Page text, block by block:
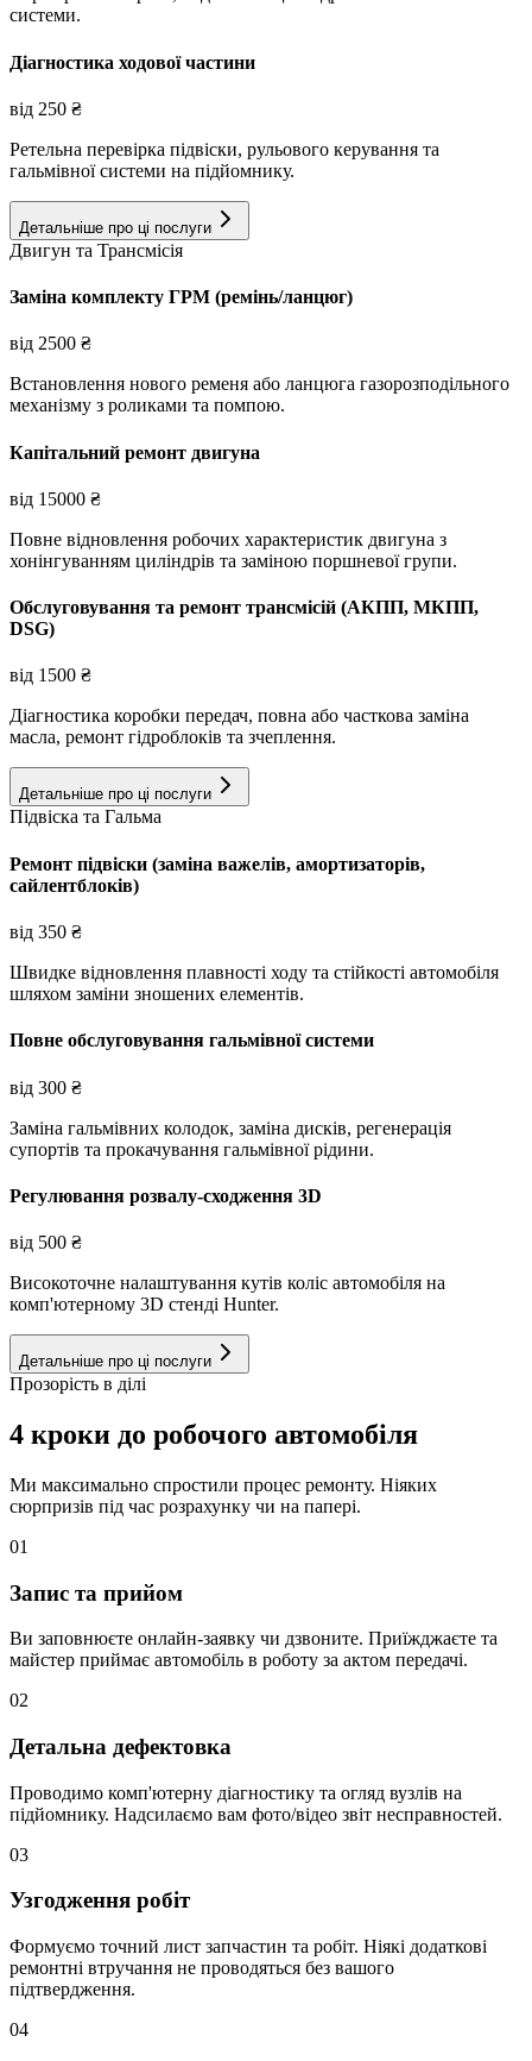
системи.
Діагностика ходової частини
від 250 ₴
Ретельна перевірка підвіски, рульового керування та
гальмівної системи на підйомнику.
Детальніше про ці послуги
Двигун та Трансмісія
Заміна комплекту ГРМ (ремінь/ланцюг)
від 2500 ₴
Встановлення нового ременя або ланцюга газорозподільного
механізму з роликами та помпою.
Капітальний ремонт двигуна
від 15000 ₴
Повне відновлення робочих характеристик двигуна з
хонінгуванням циліндрів та заміною поршневої групи.
Обслуговування та ремонт трансмісій (АКПП, МКПП,
DSG)
від 1500 ₴
Діагностика коробки передач, повна або часткова заміна
масла, ремонт гідроблоків та зчеплення.
Детальніше про ці послуги
Підвіска та Гальма
Ремонт підвіски (заміна важелів, амортизаторів,
сайлентблоків)
від 350 ₴
Швидке відновлення плавності ходу та стійкості автомобіля
шляхом заміни зношених елементів.
Повне обслуговування гальмівної системи
від 300 ₴
Заміна гальмівних колодок, заміна дисків, регенерація
супортів та прокачування гальмівної рідини.
Регулювання розвалу-сходження 3D
від 500 ₴
Високоточне налаштування кутів коліс автомобіля на
комп'ютерному 3D стенді Hunter.
Детальніше про ці послуги
Прозорість в ділі
4 кроки до робочого автомобіля
Ми максимально спростили процес ремонту. Ніяких
сюрпризів під час розрахунку чи на папері.
01
Запис та прийом
Ви заповнюєте онлайн-заявку чи дзвоните. Приїжджаєте та
майстер приймає автомобіль в роботу за актом передачі.
02
Детальна дефектовка
Проводимо комп'ютерну діагностику та огляд вузлів на
підйомнику. Надсилаємо вам фото/відео звіт несправностей.
03
Узгодження робіт
Формуємо точний лист запчастин та робіт. Ніякі додаткові
ремонтні втручання не проводяться без вашого
підтвердження.
04